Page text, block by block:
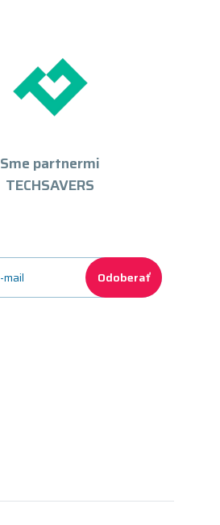
Sme partnermi
TECHSAVERS
Odoberať